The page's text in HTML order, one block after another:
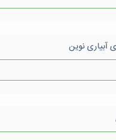
آبیاری نوین